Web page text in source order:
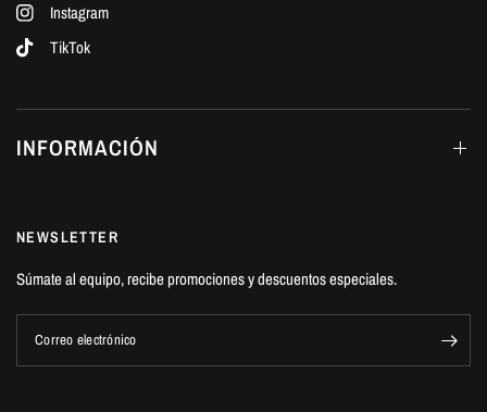
Instagram
TikTok
INFORMACIÓN
NEWSLETTER
Súmate al equipo, recibe promociones y descuentos especiales.
Correo electrónico